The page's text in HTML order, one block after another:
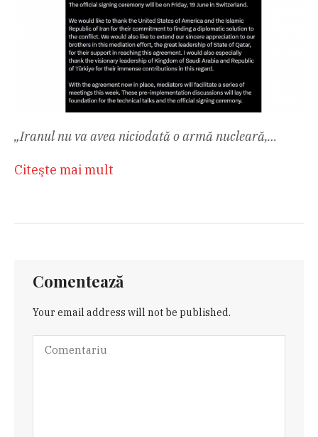
„Iranul nu va avea niciodată o armă nucleară,…
Citeşte mai mult
Comentează
Your email address will not be published.